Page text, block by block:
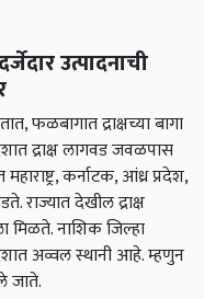
उत्पादनाची
फळबागात द्राक्षच्या बागा
द्राक्ष लागवड जवळपास
कर्नाटक, आंध्र प्रदेश,
राज्यात देखील द्राक्ष
मिळते. नाशिक जिल्हा
अव्वल स्थानी आहे. म्हणुन
जाते.